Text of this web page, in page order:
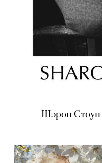
Шэрон